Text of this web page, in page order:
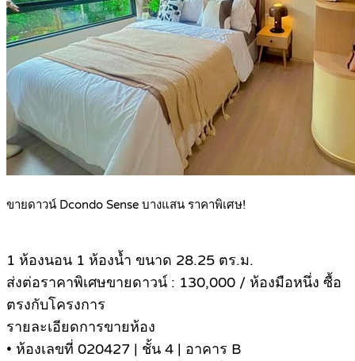
ขายดาวน์ Dcondo Sense บางแสน ราคาพิเศษ!
1 ห้องนอน 1 ห้องน้ำ ขนาด 28.25 ตร.ม.
ส่งต่อราคาพิเศษขายดาวน์ : 130,000 / ห้องมือหนึ่ง ซื้อ
ตรงกับโครงการ
รายละเอียดการขายห้อง
• ห้องเลขที่ 020427 | ชั้น 4 | อาคาร B